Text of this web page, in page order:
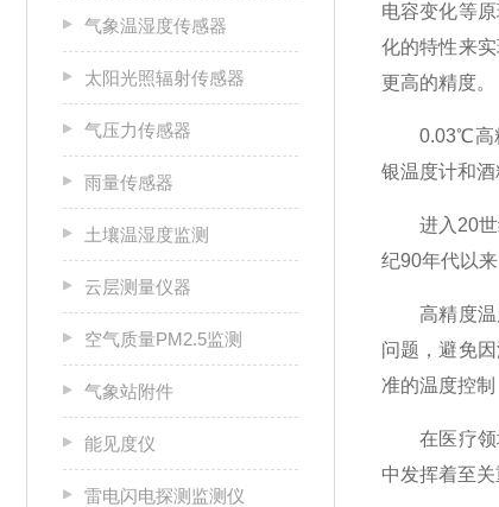
电容变化等
化的特性来
更高的精度。
0.03℃高精
银温度计和
进入20世纪
纪90年代以
高精度温度
问题，避免
准的温度控制
在医疗领域
中发挥着至
气象温湿度传感器
太阳光照辐射传感器
气压力传感器
雨量传感器
土壤温湿度监测
云层测量仪器
空气质量PM2.5监测
气象站附件
能见度仪
雷电闪电探测监测仪